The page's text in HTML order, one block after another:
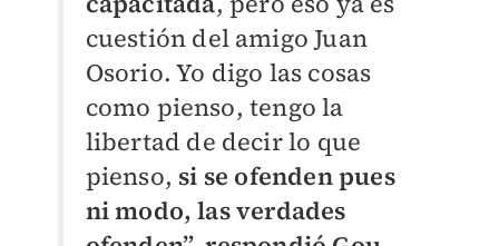
cuestión del amigo Juan
Osorio. Yo digo las cosas
como pienso, tengo la
libertad de decir lo que
pienso, si se ofenden pues
ni modo, las verdades